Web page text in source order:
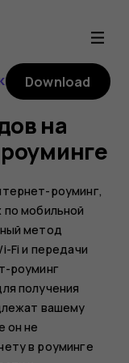
Download
на
роуминг,
по мобильной
метод
Fi и передачи
роуминг
получения
вашему
он не
в роуминге